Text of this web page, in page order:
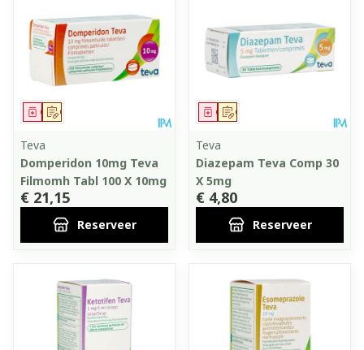
Op voorschrift
Geneesmiddel
Teva
Domperidon 10mg Teva
Filmomh Tabl 100 X 10mg
€ 21,15
Reserveer
Op voorschrift
Geneesmiddel
Teva
Diazepam Teva Comp 30
X 5mg
€ 4,80
Reserveer